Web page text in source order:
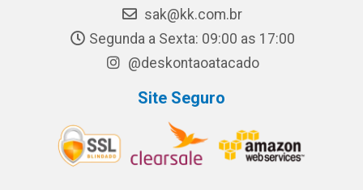
sak@kk.com.br
Segunda a Sexta: 09:00 as 17:00
@deskontaoatacado
Site Seguro